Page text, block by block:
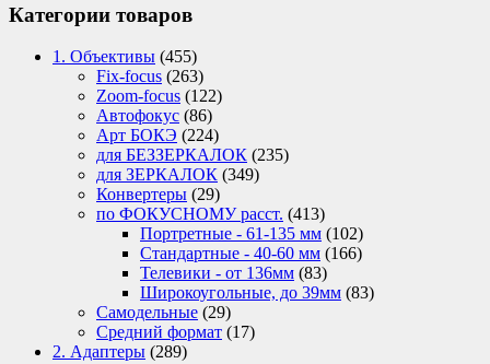
Категории товаров
1. Объективы (455)
Fix-focus (263)
Zoom-focus (122)
Автофокус (86)
Арт БОКЭ (224)
для БЕЗЗЕРКАЛОК (235)
для ЗЕРКАЛОК (349)
Конвертеры (29)
по ФОКУСНОМУ расст. (413)
Портретные - 61-135 мм (102)
Стандартные - 40-60 мм (166)
Телевики - от 136мм (83)
Широкоугольные, до 39мм (83)
Самодельные (29)
Средний формат (17)
2. Адаптеры (289)